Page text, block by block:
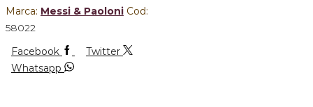
Marca: Messi & Paoloni Cod:
58022
Facebook
Twitter
Whatsapp